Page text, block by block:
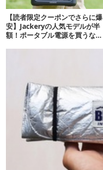
【読者限定クーポンでさらに爆
安】Jackeryの人気モデルが半
額！ポータブル電源を買うなら